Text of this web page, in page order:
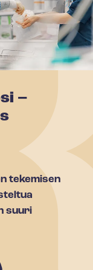
–
tekemisen
suuri